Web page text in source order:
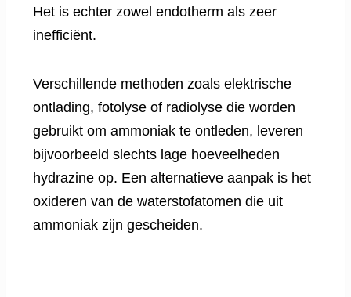
Het is echter zowel endotherm als zeer
inefficiënt.
Verschillende methoden zoals elektrische
ontlading, fotolyse of radiolyse die worden
gebruikt om ammoniak te ontleden, leveren
bijvoorbeeld slechts lage hoeveelheden
hydrazine op. Een alternatieve aanpak is het
oxideren van de waterstofatomen die uit
ammoniak zijn gescheiden.